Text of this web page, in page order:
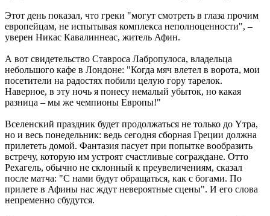
Этот день показал, что греки "могут смотреть в глаза прочим
европейцам, не испытывая комплекса неполноценности", –
уверен Никас Кавалиннеас, житель Афин.
А вот свидетельство Ставроса Лабропулоса, владельца
небольшого кафе в Лондоне: "Когда мяч влетел в ворота, мои
посетители на радостях побили целую гору тарелок.
Наверное, в эту ночь я понесу немалый убыток, но какая
разница – мы же чемпионы Европы!"
Вселенский праздник будет продолжаться не только до Yтра,
но и весь понедельник: ведь сегодня сборная Греции должна
прилететь домой. Фантазия пасует при попытке вообразить
встречу, которую им устроят счастливые сограждане. Отто
Рехагель, обычно не склонный к преувеличениям, сказал
после матча: "С нами будут обращаться, как с богами. По
прилете в Афины нас ждут невероятные сцены". И его слова
непременно сбудутся.